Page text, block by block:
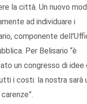
la città. Un nuovo
ad individuare i
componente
Per Belisario “è
un congresso di idee
i costi: la nostra sarà